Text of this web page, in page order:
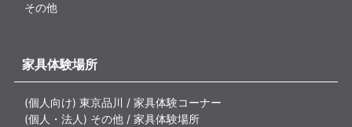
その他
家具体験場所
(個人向け) 東京品川 / 家具体験コーナー
(個人・法人) その他 / 家具体験場所